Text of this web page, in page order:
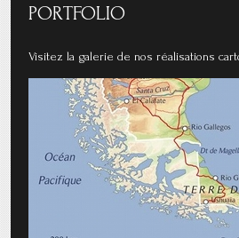
PORTFOLIO
Visitez la galerie de nos réalisations